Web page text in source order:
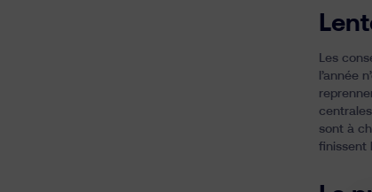
Les
l’année
sont à
finissent